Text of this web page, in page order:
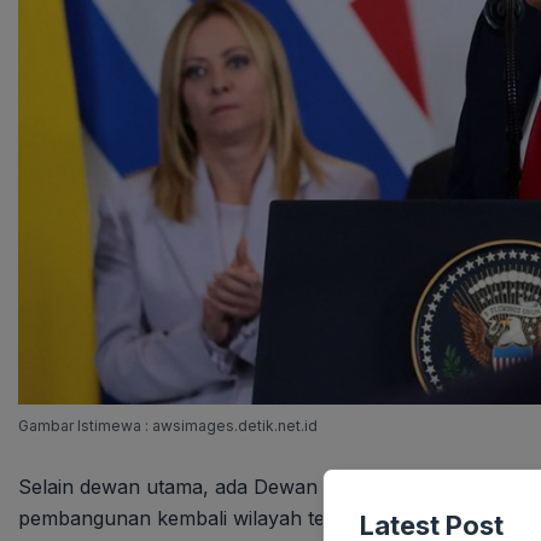
Gambar Istimewa : awsimages.detik.net.id
Selain dewan utama, ada Dewan Eksekutif Gaza yang
pembangunan kembali wilayah tersebut. Trump
Latest Post